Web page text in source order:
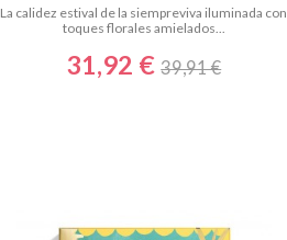
La calidez estival de la siempreviva iluminada con
toques florales amielados...
31,92 €39,91 €